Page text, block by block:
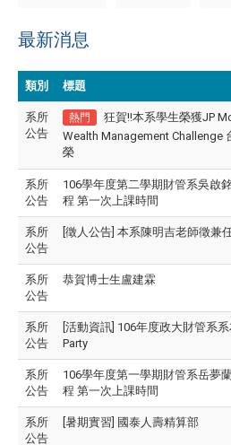
最新消息
類別 標題
系所
公告
熱門
狂賀!!本系學生榮獲JP
Wealth Management Challenge
榮
系所
公告
106學年度第二學期財管系吳啟
程 第一次上課時間
系所
公告
[徵人公告] 本系陳明吉老師徵兼
系所
公告
恭賀博士生盧建霖
系所
公告
[活動資訊] 106年度政大財管系
Party
系所
公告
106學年度第一學期財管系岳夢
程 第一次上課時間
系所
公告
[暑期實習] 國泰人壽精算部